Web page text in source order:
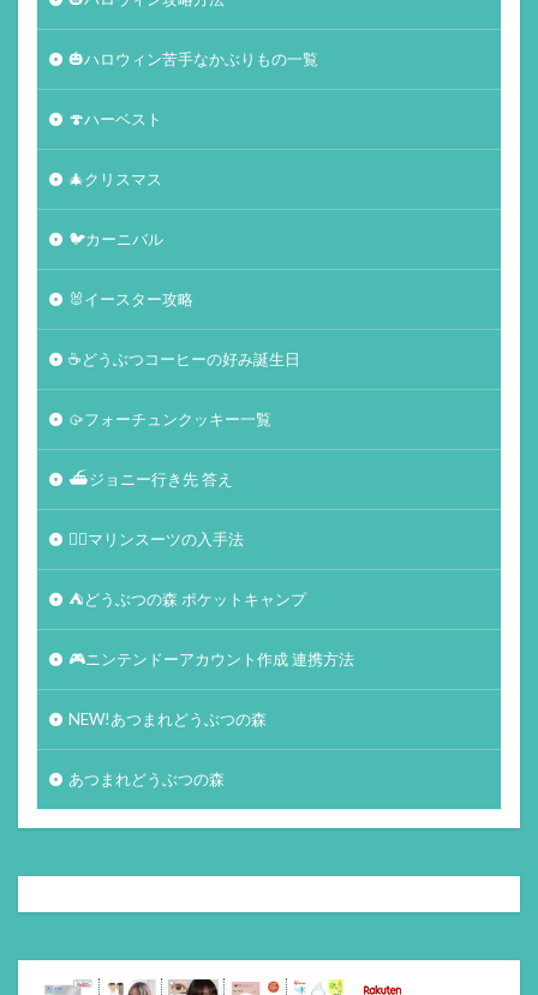
🎃ハロウィン苦手なかぶりもの一覧
🍄ハーベスト
🎄クリスマス
🐦カーニバル
🐰イースター攻略
☕️どうぶつコーヒーの好み誕生日
🥠フォーチュンクッキー一覧
⛴ジョニー行き先 答え
🏄‍♀️マリンスーツの入手法
⛺どうぶつの森 ポケットキャンプ
🎮ニンテンドーアカウント作成 連携方法
NEW!あつまれどうぶつの森
あつまれどうぶつの森